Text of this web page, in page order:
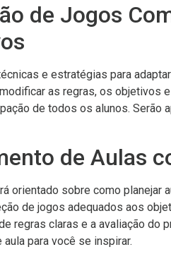
de Jogos
e estratégias para
as regras, os objetivos
de todos os alunos.
de Aulas
orientado sobre como planejar
de jogos adequados aos
regras claras e a avaliação do
para você se inspirar.